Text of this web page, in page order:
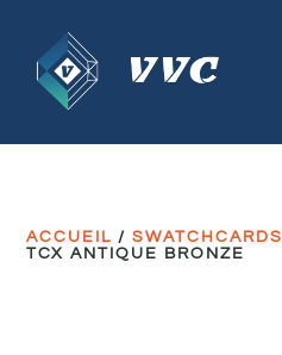
ACCUEIL /SWATCHCARDS
TCX ANTIQUE BRONZE